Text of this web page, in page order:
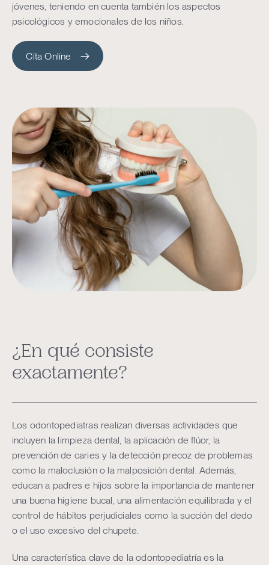
jóvenes, teniendo en cuenta también los aspectos
psicológicos y emocionales de los niños.
Cita Online
¿En qué consiste
exactamente?
Los odontopediatras realizan diversas actividades que
incluyen la limpieza dental, la aplicación de flúor, la
prevención de caries y la detección precoz de problemas
como la maloclusión o la malposición dental. Además,
educan a padres e hijos sobre la importancia de mantener
una buena higiene bucal, una alimentación equilibrada y el
control de hábitos perjudiciales como la succión del dedo
o el uso excesivo del chupete.
Una característica clave de la odontopediatría es la